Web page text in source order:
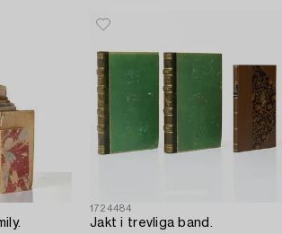
1724484
Jakt i trevliga band.